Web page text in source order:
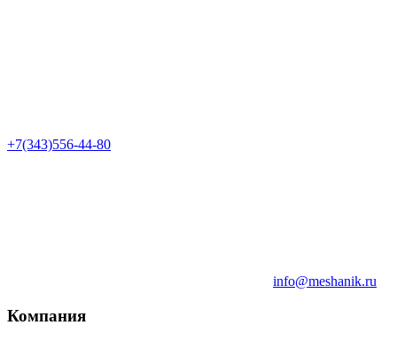
+7(343)556-44-80
info@meshanik.ru
Компания